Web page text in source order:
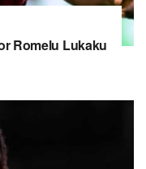
Romelu Lukaku